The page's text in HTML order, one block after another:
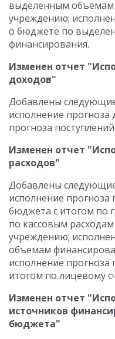
выделенным объемам
учреждению;
о бюджете по
финансирования.
Изменен отчет
доходов"
Добавлены
исполнение прогноза
прогноза поступлений.
Изменен отчет
расходов"
Добавлены
исполнение прогноза
бюджета с итогом по
по кассовым
учреждению;
объемам
исполнение
итогом по лицевому
Изменен отчет
источников
бюджета"